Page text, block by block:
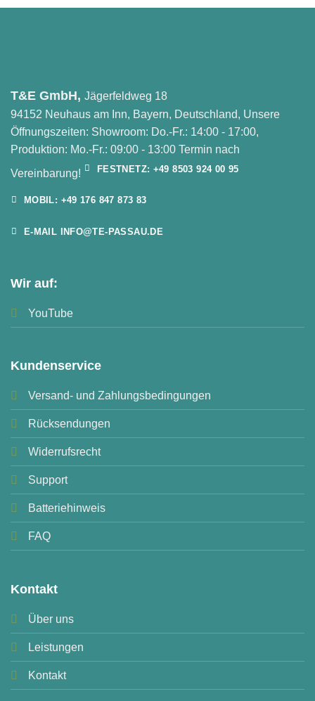
T&E GmbH, Jägerfeldweg 18
94152 Neuhaus am Inn, Bayern, Deutschland, Unsere
Öffnungszeiten: Showroom: Do.-Fr.: 14:00 - 17:00,
Produktion: Mo.-Fr.: 09:00 - 13:00 Termin nach
Vereinbarung!
FESTNETZ: +49 8503 924 00 95
MOBIL: +49 176 847 873 83
E-MAIL INFO@TE-PASSAU.DE
Wir auf:
YouTube
Kundenservice
Versand- und Zahlungsbedingungen
Rücksendungen
Widerrufsrecht
Support
Batteriehinweis
FAQ
Kontakt
Über uns
Leistungen
Kontakt